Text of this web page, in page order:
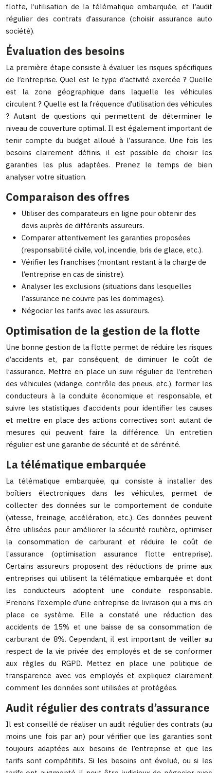
flotte, l’utilisation de la télématique embarquée, et l’audit
régulier des contrats d’assurance (choisir assurance auto
société).
Évaluation des besoins
La première étape consiste à évaluer les risques spécifiques
de l’entreprise. Quel est le type d’activité exercée ? Quelle
est la zone géographique dans laquelle les véhicules
circulent ? Quelle est la fréquence d’utilisation des véhicules
? Autant de questions qui permettent de déterminer le
niveau de couverture optimal. Il est également important de
tenir compte du budget alloué à l’assurance. Une fois les
besoins clairement définis, il est possible de choisir les
garanties les plus adaptées. Prenez le temps de bien
analyser votre situation.
Comparaison des offres
Utiliser des comparateurs en ligne pour obtenir des
devis auprès de différents assureurs.
Comparer attentivement les garanties proposées
(responsabilité civile, vol, incendie, bris de glace, etc.).
Vérifier les franchises (montant restant à la charge de
l’entreprise en cas de sinistre).
Analyser les exclusions (situations dans lesquelles
l’assurance ne couvre pas les dommages).
Négocier les tarifs avec les assureurs.
Optimisation de la gestion de la flotte
Une bonne gestion de la flotte permet de réduire les risques
d’accidents et, par conséquent, de diminuer le coût de
l’assurance. Mettre en place un suivi régulier de l’entretien
des véhicules (vidange, contrôle des pneus, etc.), former les
conducteurs à la conduite économique et responsable, et
suivre les statistiques d’accidents pour identifier les causes
et mettre en place des actions correctives sont autant de
mesures qui peuvent faire la différence. Un entretien
régulier est une garantie de sécurité et de sérénité.
La télématique embarquée
La télématique embarquée, qui consiste à installer des
boîtiers électroniques dans les véhicules, permet de
collecter des données sur le comportement de conduite
(vitesse, freinage, accélération, etc.). Ces données peuvent
être utilisées pour améliorer la sécurité routière, optimiser
la consommation de carburant et réduire le coût de
l’assurance (optimisation assurance flotte entreprise).
Certains assureurs proposent des réductions de prime aux
entreprises qui utilisent la télématique embarquée et dont
les conducteurs adoptent une conduite responsable.
Prenons l’exemple d’une entreprise de livraison qui a mis en
place ce système. Elle a constaté une réduction des
accidents de 15% et une baisse de sa consommation de
carburant de 8%. Cependant, il est important de veiller au
respect de la vie privée des employés et de se conformer
aux règles du RGPD. Mettez en place une politique de
transparence avec vos employés et expliquez clairement
comment les données sont utilisées et protégées.
Audit régulier des contrats d’assurance
Il est conseillé de réaliser un audit régulier des contrats (au
moins une fois par an) pour vérifier que les garanties sont
toujours adaptées aux besoins de l’entreprise et que les
tarifs sont compétitifs. Si les besoins ont évolué, ou si les